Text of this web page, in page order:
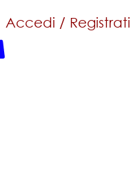
Accedi / Registrati